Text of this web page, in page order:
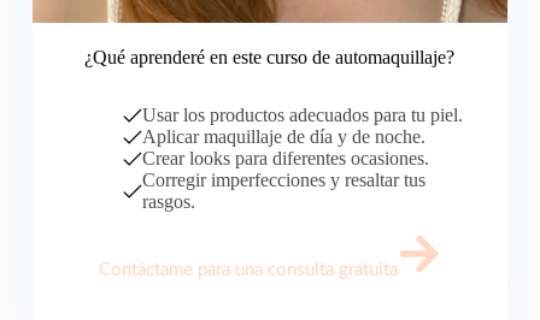
¿Qué aprenderé en este curso de automaquillaje?
Usar los productos adecuados para tu piel.
Aplicar maquillaje de día y de noche.
Crear looks para diferentes ocasiones.
Corregir imperfecciones y resaltar tus
rasgos.
Contáctame para una consulta gratuita